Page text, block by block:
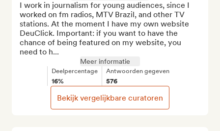
I work in journalism for young audiences, since I
worked on fm radios, MTV Brazil, and other TV
stations. At the moment I have my own website
DeuClick. Important: if you want to have the
chance of being featured on my website, you
need to h...
Meer informatie
Deelpercentage
16%
Antwoorden gegeven
576
Bekijk vergelijkbare curatoren